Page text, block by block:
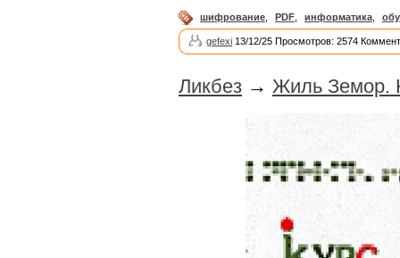
шифрование PDF информатика
gefexi 13/12/25 Просмотров: 2574
Ликбез → Жиль Земор.